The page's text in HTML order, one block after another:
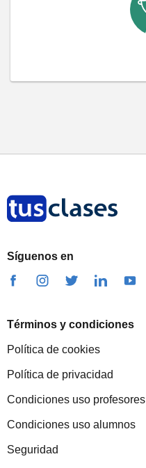
Síguenos en
Términos y condiciones
Política de cookies
Política de privacidad
Condiciones uso profesores
Condiciones uso alumnos
Seguridad